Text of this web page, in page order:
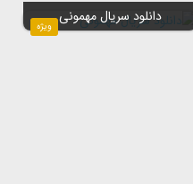
ویژه
دانلود سریال مهمونی